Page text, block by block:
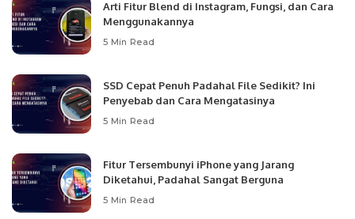
Arti Fitur Blend di Instagram, Fungsi, dan Cara
Menggunakannya
5 Min Read
SSD Cepat Penuh Padahal File Sedikit? Ini
Penyebab dan Cara Mengatasinya
5 Min Read
Fitur Tersembunyi iPhone yang Jarang
Diketahui, Padahal Sangat Berguna
5 Min Read